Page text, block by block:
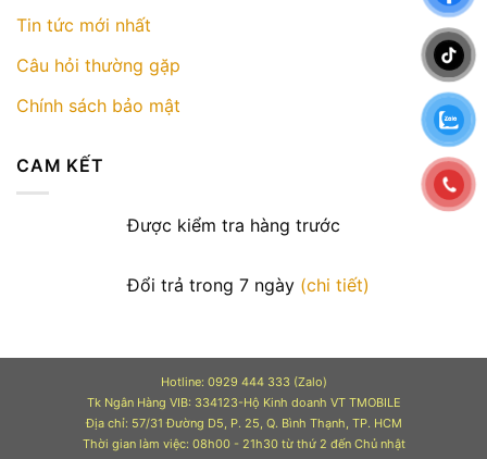
Tin tức mới nhất
Câu hỏi thường gặp
Chính sách bảo mật
CAM KẾT
Được kiểm tra hàng trước
Đổi trả trong 7 ngày (chi tiết)
Hotline: 0929 444 333 (Zalo)
Tk Ngân Hàng VIB: 334123-Hộ Kinh doanh VT TMOBILE
Địa chỉ: 57/31 Đường D5, P. 25, Q. Bình Thạnh, TP. HCM
Thời gian làm việc: 08h00 - 21h30 từ thứ 2 đến Chủ nhật